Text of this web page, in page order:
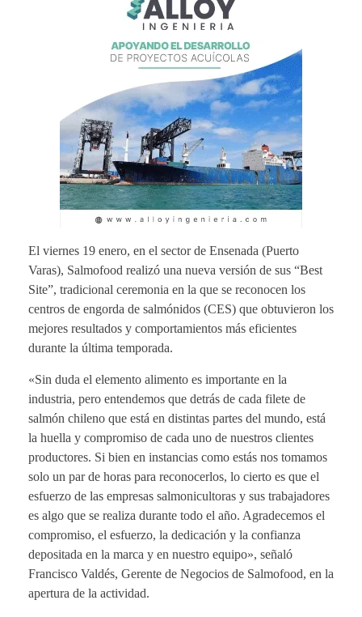
El viernes 19 enero, en el sector de Ensenada (Puerto
Varas), Salmofood realizó una nueva versión de sus “Best
Site”, tradicional ceremonia en la que se reconocen los
centros de engorda de salmónidos (CES) que obtuvieron los
mejores resultados y comportamientos más eficientes
durante la última temporada.
«Sin duda el elemento alimento es importante en la
industria, pero entendemos que detrás de cada filete de
salmón chileno que está en distintas partes del mundo, está
la huella y compromiso de cada uno de nuestros clientes
productores. Si bien en instancias como estás nos tomamos
solo un par de horas para reconocerlos, lo cierto es que el
esfuerzo de las empresas salmonicultoras y sus trabajadores
es algo que se realiza durante todo el año. Agradecemos el
compromiso, el esfuerzo, la dedicación y la confianza
depositada en la marca y en nuestro equipo», señaló
Francisco Valdés, Gerente de Negocios de Salmofood, en la
apertura de la actividad.